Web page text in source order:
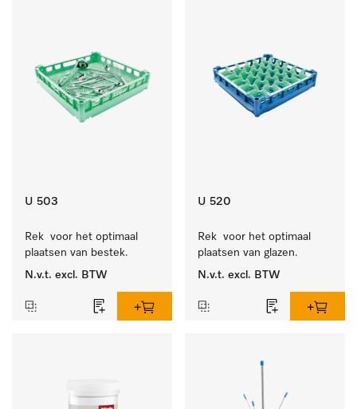
U 503
Rek  voor het optimaal
plaatsen van bestek.
N.v.t. excl. BTW
U 520
Rek  voor het optimaal
plaatsen van glazen.
N.v.t. excl. BTW